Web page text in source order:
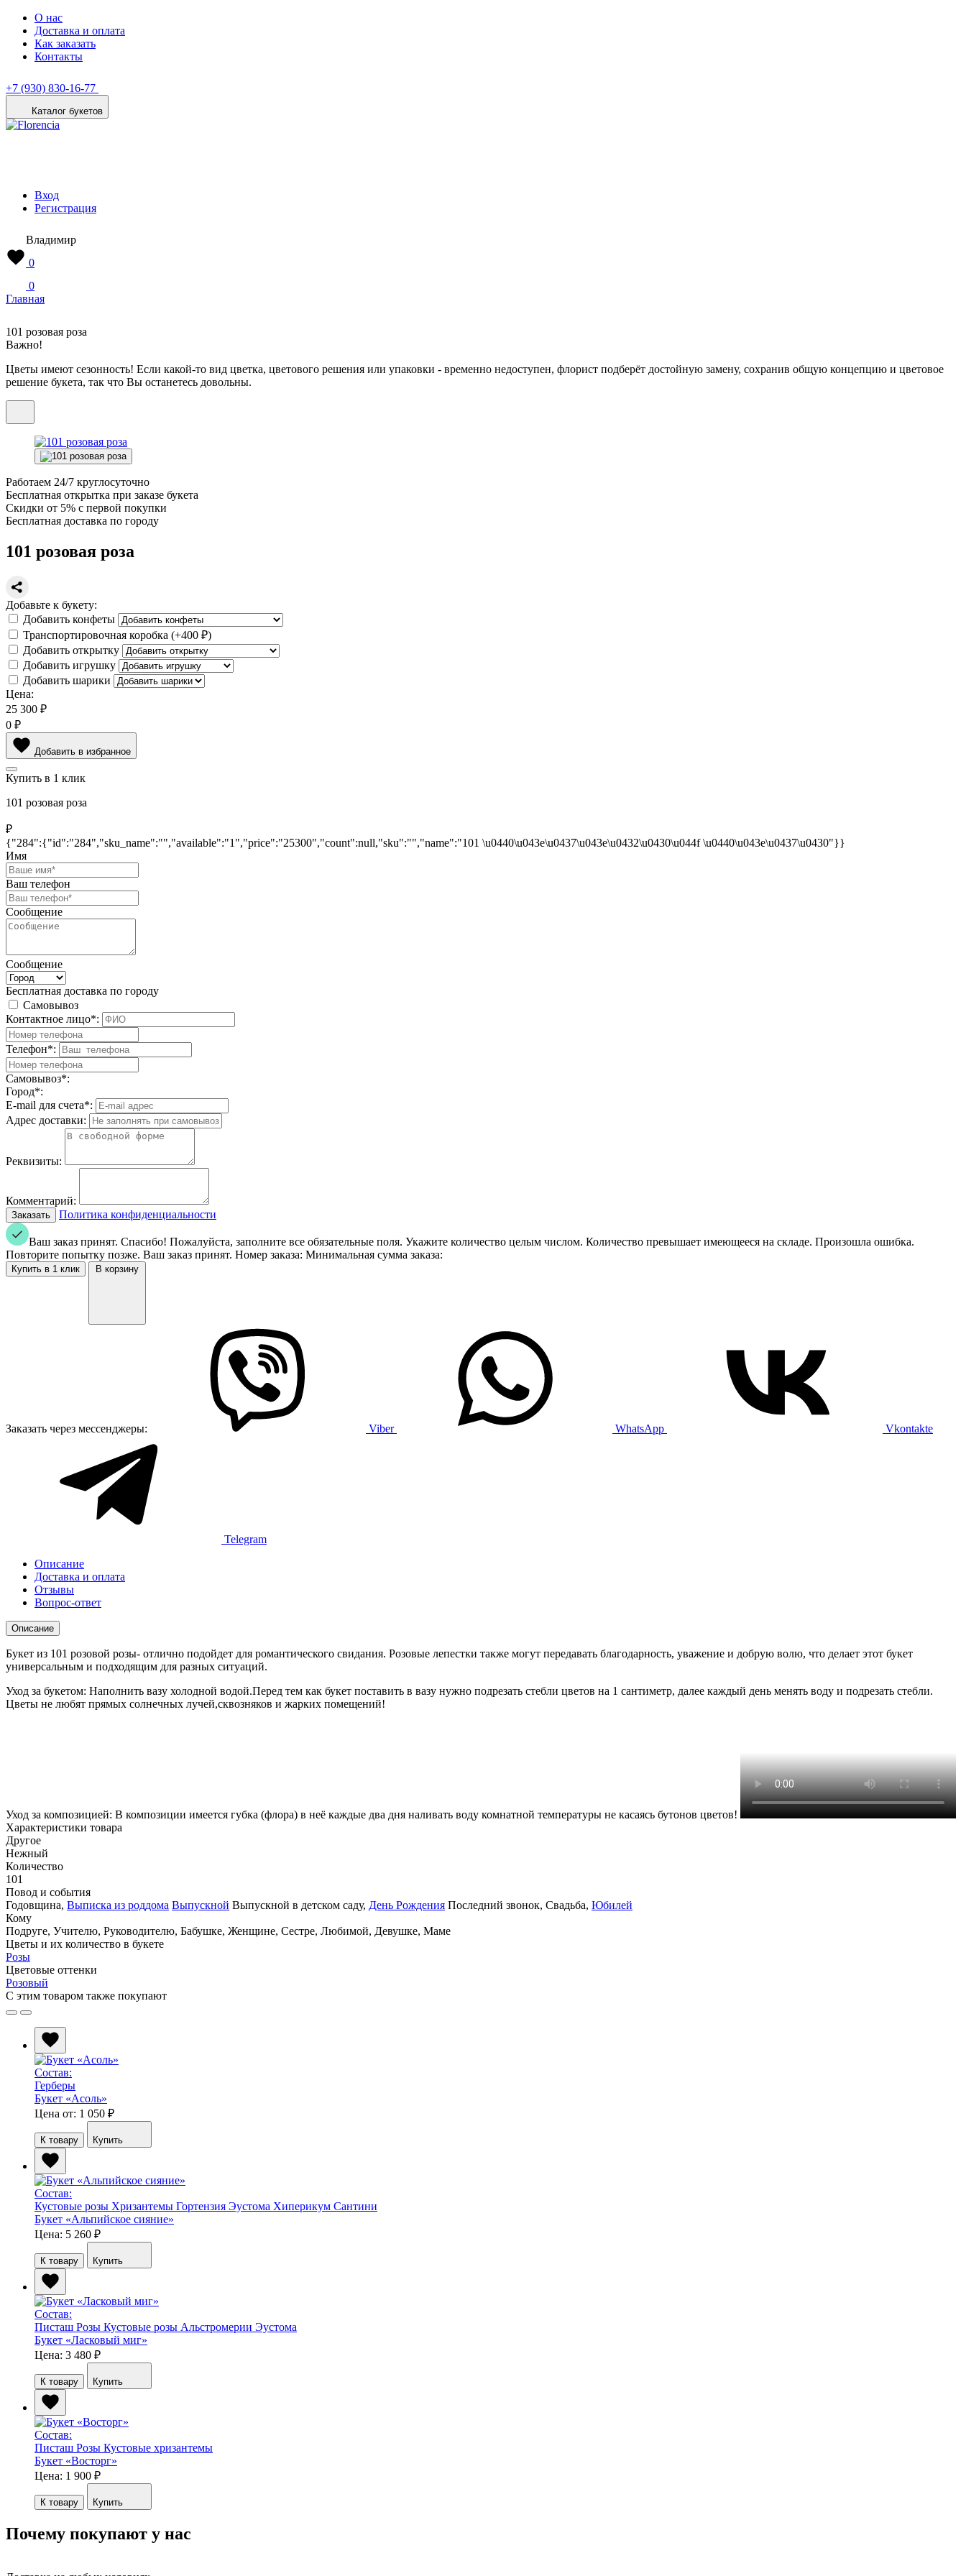
О нас
Доставка и оплата
Как заказать
Контакты
+7 (930) 830-16-77
Каталог букетов
Вход
Регистрация
Владимир
0
0
Главная
101 розовая роза
Важно!
Цветы имеют сезонность! Если какой-то вид цветка, цветового решения или упаковки - временно недоступен, флорист подберёт достойную замену, сохранив общую концепцию и цветовое
решение букета, так что Вы останетесь довольны.
Работаем 24/7 круглосуточно
Бесплатная открытка при заказе букета
Скидки от 5% с первой покупки
Бесплатная доставка по городу
101 розовая роза
Добавьте к букету:
Добавить конфеты
Транспортировочная коробка (+400 ₽)
Добавить открытку
Добавить игрушку
Добавить шарики
Цена:
25 300 ₽
0 ₽
Добавить в избранное
Купить в 1 клик
101 розовая роза
₽
{"284":{"id":"284","sku_name":"","available":"1","price":"25300","count":null,"sku":"","name":"101 \u0440\u043e\u0437\u043e\u0432\u0430\u044f \u0440\u043e\u0437\u0430"}}
Имя
Ваш телефон
Сообщение
Сообщение
Бесплатная доставка по городу
Самовывоз
Контактное лицо*:
Телефон*:
Самовывоз*:
Город*:
E-mail для счета*:
Адрес доставки:
Реквизиты:
Комментарий:
Политика конфиденциальности
Ваш заказ принят. Спасибо! Пожалуйста, заполните все обязательные поля. Укажите количество целым числом. Количество превышает имеющееся на складе. Произошла ошибка.
Повторите попытку позже. Ваш заказ принят. Номер заказа: Минимальная сумма заказа:
В корзину
Заказать через мессенджеры: Viber WhatsApp Vkontakte
Telegram
Описание
Доставка и оплата
Отзывы
Вопрос-ответ
Описание
Букет из 101 розовой розы- отлично подойдет для романтического свидания. Розовые лепестки также могут передавать благодарность, уважение и добрую волю, что делает этот букет
универсальным и подходящим для разных ситуаций.
Уход за букетом: Наполнить вазу холодной водой.Перед тем как букет поставить в вазу нужно подрезать стебли цветов на 1 сантиметр, далее каждый день менять воду и подрезать стебли.
Цветы не любят прямых солнечных лучей,сквозняков и жарких помещений!
Уход за композицией: В композиции имеется губка (флора) в неё каждые два дня наливать воду комнатной температуры не касаясь бутонов цветов!
Характеристики товара
Другое
Нежный
Количество
101
Повод и события
Годовщина, Выписка из роддома Выпускной Выпускной в детском саду, День Рождения Последний звонок, Свадьба, Юбилей
Кому
Подруге, Учителю, Руководителю, Бабушке, Женщине, Сестре, Любимой, Девушке, Маме
Цветы и их количество в букете
Розы
Цветовые оттенки
Розовый
С этим товаром также покупают
Состав:
Герберы
Букет «Асоль»
Цена от: 1 050 ₽
К товару Купить
Состав:
Кустовые розы Хризантемы Гортензия Эустома Хиперикум Сантини
Букет «Альпийское сияние»
Цена: 5 260 ₽
К товару Купить
Состав:
Писташ Розы Кустовые розы Альстромерии Эустома
Букет «Ласковый миг»
Цена: 3 480 ₽
К товару Купить
Состав:
Писташ Розы Кустовые хризантемы
Букет «Восторг»
Цена: 1 900 ₽
К товару Купить
Почему покупают у нас